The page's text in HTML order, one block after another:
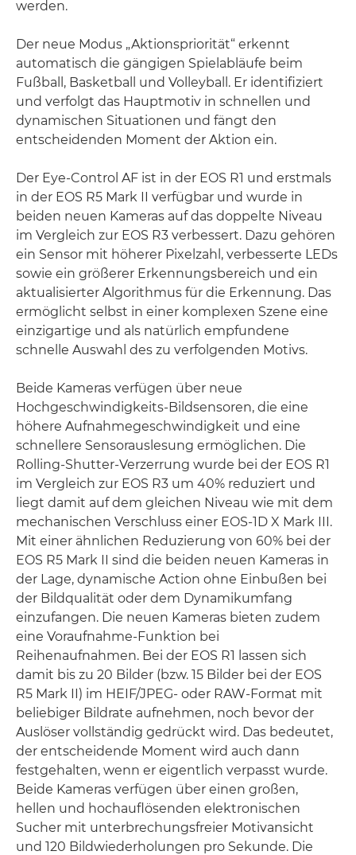
werden.
Der neue Modus „Aktionspriorität“ erkennt
automatisch die gängigen Spielabläufe beim
Fußball, Basketball und Volleyball. Er identifiziert
und verfolgt das Hauptmotiv in schnellen und
dynamischen Situationen und fängt den
entscheidenden Moment der Aktion ein.
Der Eye-Control AF ist in der EOS R1 und erstmals
in der EOS R5 Mark II verfügbar und wurde in
beiden neuen Kameras auf das doppelte Niveau
im Vergleich zur EOS R3 verbessert. Dazu gehören
ein Sensor mit höherer Pixelzahl, verbesserte LEDs
sowie ein größerer Erkennungsbereich und ein
aktualisierter Algorithmus für die Erkennung. Das
ermöglicht selbst in einer komplexen Szene eine
einzigartige und als natürlich empfundene
schnelle Auswahl des zu verfolgenden Motivs.
Beide Kameras verfügen über neue
Hochgeschwindigkeits-Bildsensoren, die eine
höhere Aufnahmegeschwindigkeit und eine
schnellere Sensorauslesung ermöglichen. Die
Rolling-Shutter-Verzerrung wurde bei der EOS R1
im Vergleich zur EOS R3 um 40% reduziert und
liegt damit auf dem gleichen Niveau wie mit dem
mechanischen Verschluss einer EOS-1D X Mark III.
Mit einer ähnlichen Reduzierung von 60% bei der
EOS R5 Mark II sind die beiden neuen Kameras in
der Lage, dynamische Action ohne Einbußen bei
der Bildqualität oder dem Dynamikumfang
einzufangen. Die neuen Kameras bieten zudem
eine Voraufnahme-Funktion bei
Reihenaufnahmen. Bei der EOS R1 lassen sich
damit bis zu 20 Bilder (bzw. 15 Bilder bei der EOS
R5 Mark II) im HEIF/JPEG- oder RAW-Format mit
beliebiger Bildrate aufnehmen, noch bevor der
Auslöser vollständig gedrückt wird. Das bedeutet,
der entscheidende Moment wird auch dann
festgehalten, wenn er eigentlich verpasst wurde.
Beide Kameras verfügen über einen großen,
hellen und hochauflösenden elektronischen
Sucher mit unterbrechungsfreier Motivansicht
und 120 Bildwiederholungen pro Sekunde. Die